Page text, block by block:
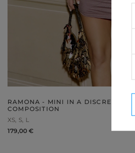
TRACKSUITS
SKIRTS
WINTER HATS
RAMONA - MINI IN A DISCREET
COMPOSITION
XS S L
179,00 €